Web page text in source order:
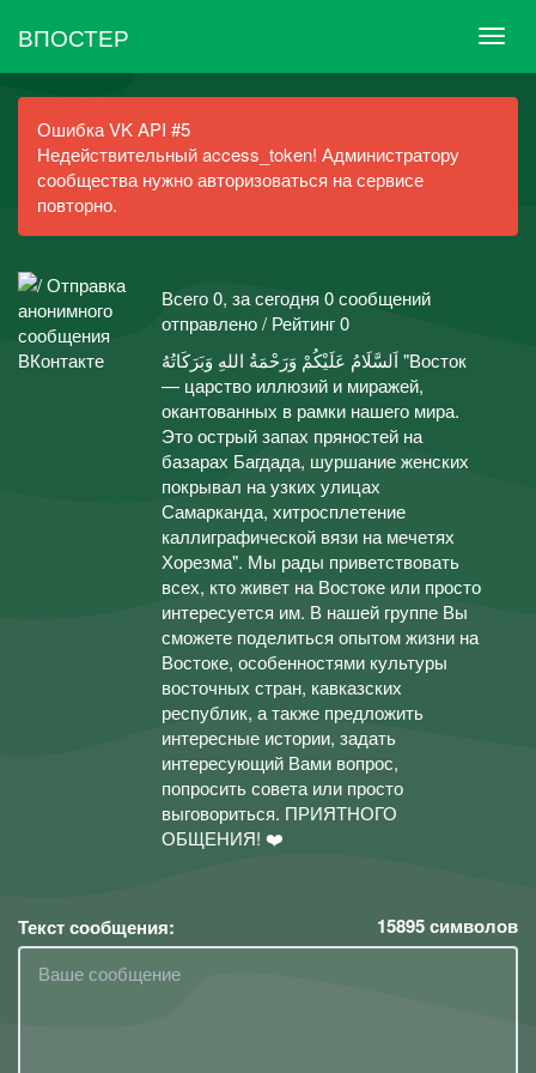
ВПОСТЕР
Ошибка VK API #5
Недействительный access_token! Администратору
сообщества нужно авторизоваться на сервисе
повторно.
Всего 0, за сегодня 0 сообщений
отправлено / Рейтинг 0
اَلسَّلَامُ عَلَيْكُمْ وَرَحْمَةُ اللهِ وَبَرَكَاتُهُ "Восток
— царство иллюзий и миражей,
окантованных в рамки нашего мира.
Это острый запах пряностей на
базарах Багдада, шуршание женских
покрывал на узких улицах
Самарканда, хитросплетение
каллиграфической вязи на мечетях
Хорезма". Мы рады приветствовать
всех, кто живет на Востоке или просто
интересуется им. В нашей группе Вы
сможете поделиться опытом жизни на
Востоке, особенностями культуры
восточных стран, кавказских
республик, а также предложить
интересные истории, задать
интересующий Вами вопрос,
попросить совета или просто
выговориться. ПРИЯТНОГО
ОБЩЕНИЯ! ❤️
Текст сообщения: 15895символов